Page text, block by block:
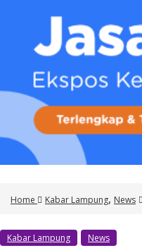
t
Home Kabar Lampung, News
Kabar Lampung News